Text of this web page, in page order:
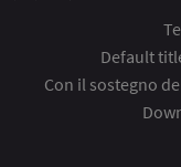
Default
Con il sostegno